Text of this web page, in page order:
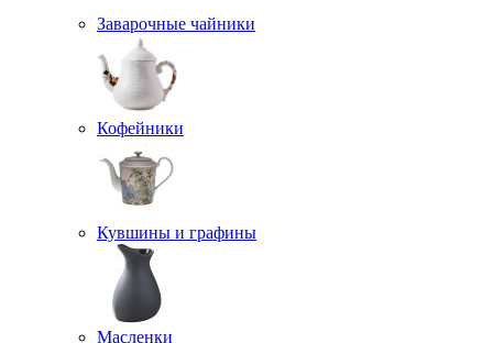
Заварочные чайники
Кофейники
Кувшины и графины
Масленки